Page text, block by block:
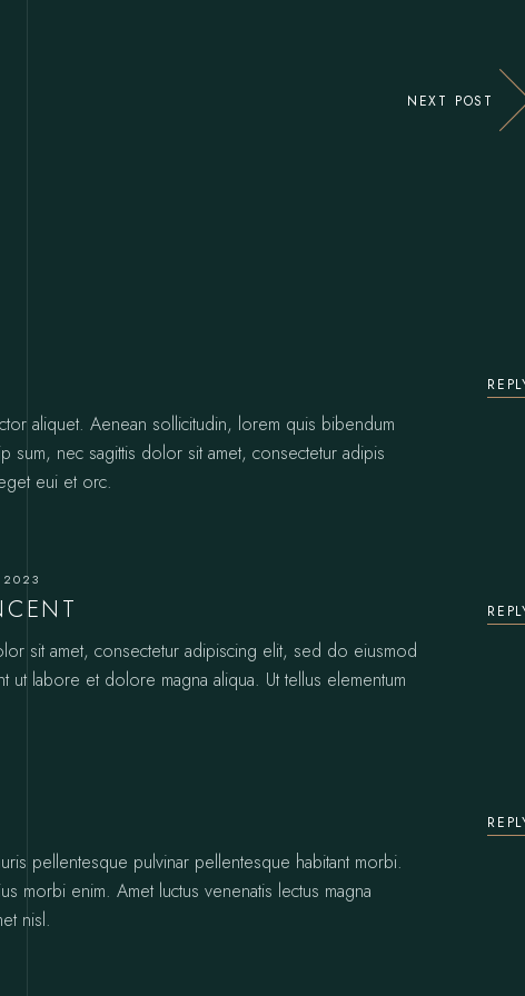
NEXT POST
aliquet. Aenean sollicitudin, lorem quis bibendum
sum, nec sagittis dolor sit amet, consectetur adipis
eui et orc.
2023
sit amet, consectetur adipiscing elit, sed do eiusmod
ut labore et dolore magna aliqua. Ut tellus elementum
pellentesque pulvinar pellentesque habitant morbi.
morbi enim. Amet luctus venenatis lectus magna
nisl.